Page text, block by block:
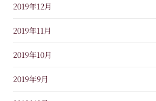
2019年12月
2019年11月
2019年10月
2019年9月